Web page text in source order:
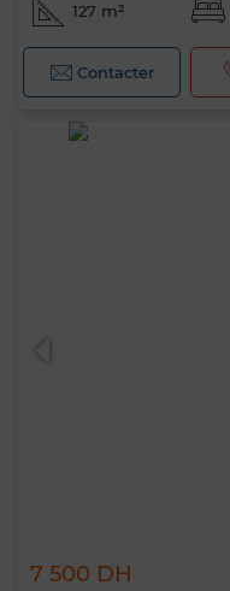
127 m²
Contacter
7 500 DH